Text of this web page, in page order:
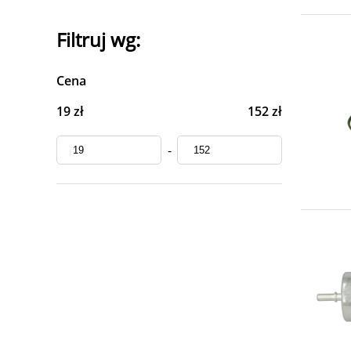
Filtruj wg:
Cena
19 zł
152 zł
-